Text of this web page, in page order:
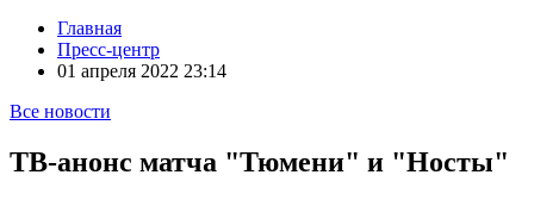
Главная
Пресс-центр
01 апреля 2022 23:14
Все новости
ТВ-анонс матча "Тюмени" и "Носты"